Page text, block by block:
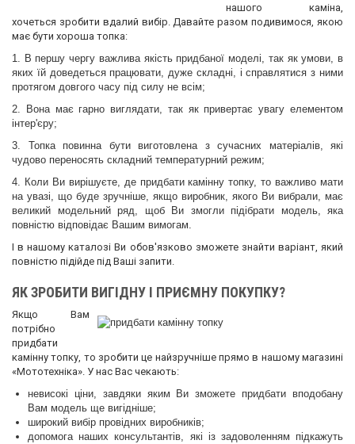
нашого каміна,
хочеться зробити вдалий вибір. Давайте разом подивимося, якою
має бути хороша топка:
1. В першу чергу важлива якість придбаної моделі, так як умови, в
яких їй доведеться працювати, дуже складні, і справлятися з ними
протягом довгого часу під силу не всім;
2. Вона має гарно виглядати, так як привертає увагу елементом
інтер'єру;
3. Топка повинна бути виготовлена з сучасних матеріалів, які
чудово переносять складний температурний режим;
4. Коли Ви вирішуєте, де придбати камінну топку, то важливо мати
на увазі, що буде зручніше, якщо виробник, якого Ви вибрали, має
великий модельний ряд, щоб Ви змогли підібрати модель, яка
повністю відповідає Вашим вимогам.
І в нашому каталозі Ви обов'язково зможете знайти варіант, який
повністю підійде під Ваші запити.
ЯК ЗРОБИТИ ВИГІДНУ І ПРИЄМНУ ПОКУПКУ?
Якщо Вам
потрібно
придбати
камінну топку, то зробити це найзручніше прямо в нашому магазині
«Мототехніка». У нас Вас чекають:
невисокі ціни, завдяки яким Ви зможете придбати вподобану
Вам модель ще вигідніше;
широкий вибір провідних виробників;
допомога наших консультантів, які із задоволенням підкажуть